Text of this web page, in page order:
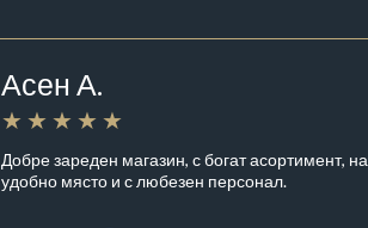
Асен А.
Добре зареден магазин, с богат асортимент, на
удобно място и с любезен персонал.